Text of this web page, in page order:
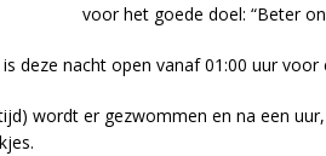
voor het goede doel: “Beter
deze nacht open vanaf 01:00 uur voor
wordt er gezwommen en na een